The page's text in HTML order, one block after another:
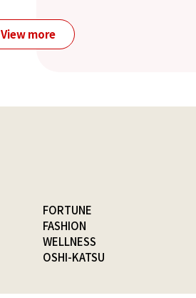
View more
FORTUNE
FASHION
WELLNESS
OSHI-KATSU